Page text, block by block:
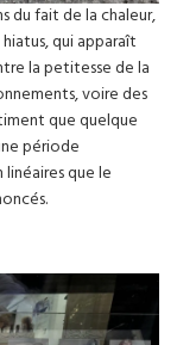
du fait de la chaleur,
qui apparaît
la petitesse de la
voire des
que quelque
période
que le